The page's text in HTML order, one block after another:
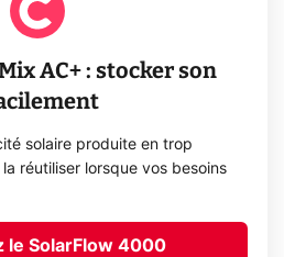
AC+ : stocker son
solaire produite en trop
réutiliser lorsque vos besoins
le SolarFlow 4000